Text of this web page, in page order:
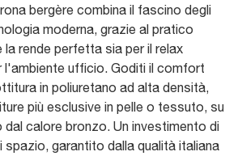
bergère combina il fascino degli
moderna, grazie al pratico
la rende perfetta sia per il relax
l'ambiente ufficio. Goditi il comfort
in poliuretano ad alta densità,
più esclusive in pelle o tessuto, su
dal calore bronzo. Un investimento di
spazio, garantito dalla qualità italiana